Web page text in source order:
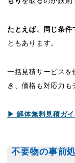
たとえば、同じ条件
ともあります。
一括見積サービスを
き、価格も対応力も
▶ 解体無料見積ガ
不要物の事前